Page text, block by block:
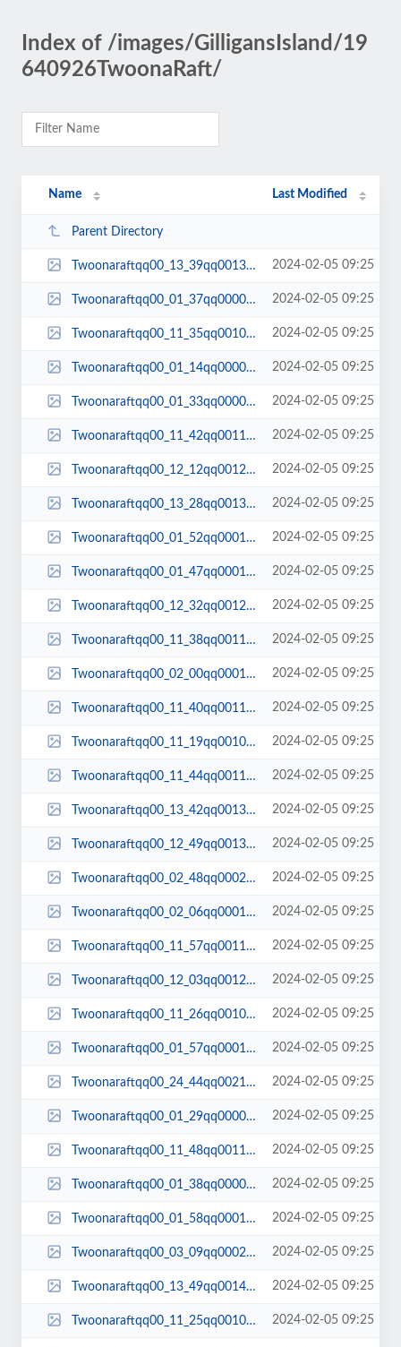
Index of /images/GilligansIsland/19
640926TwoonaRaft/
Name Last Modified
Parent Directory
Twoonaraftqq00_13_39qq00137.jpg 2024-02-05 09:25
Twoonaraftqq00_01_37qq00007.jpg 2024-02-05 09:25
Twoonaraftqq00_11_35qq00109.jpg 2024-02-05 09:25
Twoonaraftqq00_01_14qq00003.jpg 2024-02-05 09:25
Twoonaraftqq00_01_33qq00006.jpg 2024-02-05 09:25
Twoonaraftqq00_11_42qq00113.jpg 2024-02-05 09:25
Twoonaraftqq00_12_12qq00123.jpg 2024-02-05 09:25
Twoonaraftqq00_13_28qq00135.jpg 2024-02-05 09:25
Twoonaraftqq00_01_52qq00013.jpg 2024-02-05 09:25
Twoonaraftqq00_01_47qq00011.jpg 2024-02-05 09:25
Twoonaraftqq00_12_32qq00128.jpg 2024-02-05 09:25
Twoonaraftqq00_11_38qq00111.jpg 2024-02-05 09:25
Twoonaraftqq00_02_00qq00016.jpg 2024-02-05 09:25
Twoonaraftqq00_11_40qq00112.jpg 2024-02-05 09:25
Twoonaraftqq00_11_19qq00102.jpg 2024-02-05 09:25
Twoonaraftqq00_11_44qq00114.jpg 2024-02-05 09:25
Twoonaraftqq00_13_42qq00139.jpg 2024-02-05 09:25
Twoonaraftqq00_12_49qq00131.jpg 2024-02-05 09:25
Twoonaraftqq00_02_48qq00025.jpg 2024-02-05 09:25
Twoonaraftqq00_02_06qq00017.jpg 2024-02-05 09:25
Twoonaraftqq00_11_57qq00118.jpg 2024-02-05 09:25
Twoonaraftqq00_12_03qq00120.jpg 2024-02-05 09:25
Twoonaraftqq00_11_26qq00107.jpg 2024-02-05 09:25
Twoonaraftqq00_01_57qq00014.jpg 2024-02-05 09:25
Twoonaraftqq00_24_44qq00213.jpg 2024-02-05 09:25
Twoonaraftqq00_01_29qq00005.jpg 2024-02-05 09:25
Twoonaraftqq00_11_48qq00115.jpg 2024-02-05 09:25
Twoonaraftqq00_01_38qq00008.jpg 2024-02-05 09:25
Twoonaraftqq00_01_58qq00015.jpg 2024-02-05 09:25
Twoonaraftqq00_03_09qq00029.jpg 2024-02-05 09:25
Twoonaraftqq00_13_49qq00141.jpg 2024-02-05 09:25
Twoonaraftqq00_11_25qq00106.jpg 2024-02-05 09:25